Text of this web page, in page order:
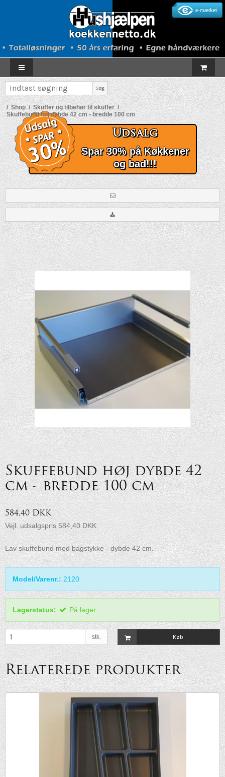
Søg
/ Shop / Skuffer og tilbehør til skuffer /
Skuffebund høj dybde 42 cm - bredde 100 cm
Udsalg
Spar 30% på Køkkener
og bad!!!
Skuffebund høj dybde 42
cm - bredde 100 cm
584,40 DKK
Vejl. udsalgspris 584,40 DKK
Lav skuffebund med bagstykke - dybde 42 cm.
Model/Varenr.: 2120
Lagerstatus: På lager
stk. Køb
Relaterede produkter